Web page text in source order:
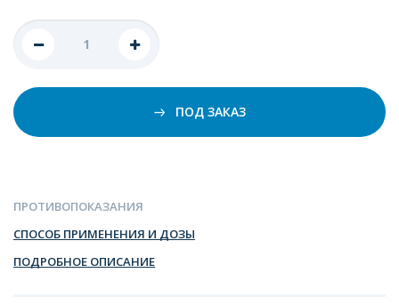
ПОД ЗАКАЗ
ПРОТИВОПОКАЗАНИЯ
СПОСОБ ПРИМЕНЕНИЯ И ДОЗЫ
ПОДРОБНОЕ ОПИСАНИЕ